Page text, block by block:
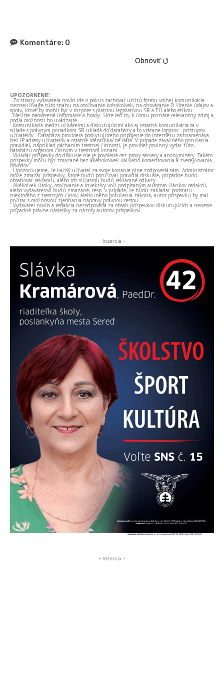
Komentáre: 0
Obnoviť ⭯
UPOZORNENIE:
- Zo strany vydavateľa novín ide o pokus zachovať určitú formu voľnej komunikácie –
nezneužívajte túto snahu na osočovanie kohokoľvek, na ohováranie či šírenie údajov a
správ, ktoré by mohli byť v rozpore s platnou legislatívou SR a EÚ alebo etikou.
- Nešírte neoverené informácie a hoaxy. Šírte len to, k čomu poznáte relevantný zdroj a
podľa možnosti ho uvádzajte.
- Komunikácia medzi užívateľmi a diskutujúcimi ako aj ostatná komunikácia sa v
súlade s právnym poriadkom SR ukladá do databázy a to vrátane loginov - prístupov
užívateľov . Databáza providera poskytujúceho pripojenie do internetu zaznamenáva
tiež IP adresy užívateľov a ostatné identifikačné dáta. V prípade závažného porušenia
pravidiel, napríklad páchaním trestnej činnosti, je provider povinný vydať túto
databázu orgánom činným v trestnom konaní.
- Vkladať príspevky do diskusie nie je povolené cez proxy servery a anonymizéry. Takéto
príspevky môžu byť zmazané bez akéhokoľvek ďalšieho komentovania a zverejňovania
dôvodov.
- Upozorňujeme, že každý užívateľ za svoje konanie plne zodpovedá sám. Administrátor
môže zmazať príspevky, ktoré budú porušovať pravidlá diskusie, prípadne budú
obsahovať reklamu, alebo ich súčasťou budú reklamné odkazy.
- Akékoľvek útoky, osočovanie a invektívy voči podpísaným autorom článkov redakcii,
alebo vydavateľovi budú zmazané, resp. v prípade, že budú zakladať podstatu
niektorého z trestných činov, alebo iného porušenia zákona, autor príspevku by mal
počítať s možnosťou zjednania nápravy právnou cestou.
- Vydavateľ novín a redakcia nezodpovedá za obsah príspevkov diskutujúcich a nenesie
prípadné právne následky za názory autorov príspevkov.
- Inzercia -
- Inzercia -